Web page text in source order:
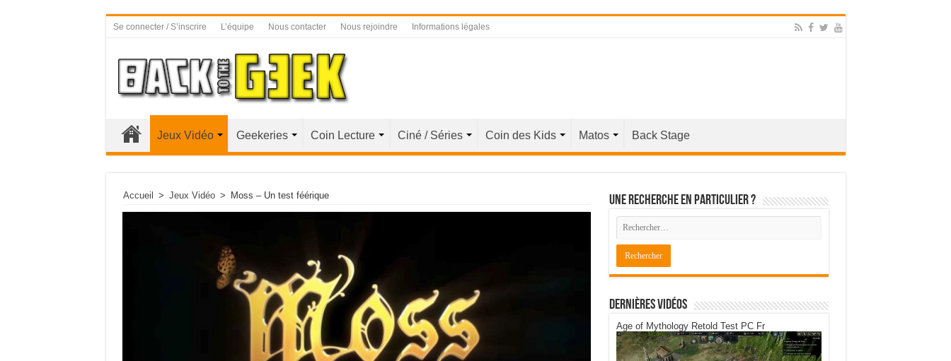
Se connecter / S’inscrire L’équipe Nous contacter Nous rejoindre Informations légales
Jeux Vidéo Geekeries Coin Lecture Ciné / Séries Coin des Kids Matos Back Stage
Accueil > Jeux Vidéo > Moss – Un test féérique Une recherche en particulier ?
Dernières Vidéos
Age of Mythology Retold Test PC Fr